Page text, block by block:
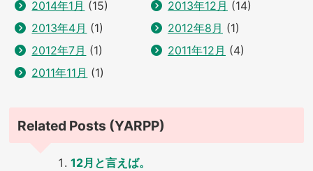
2014年1月 (15) 2013年12月 (14)
2013年4月 (1) 2012年8月 (1)
2012年7月 (1) 2011年12月 (4)
2011年11月 (1)
Related Posts (YARPP)
12月と言えば。